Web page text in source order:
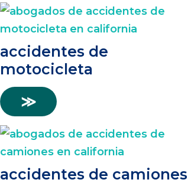
accidentes de
motocicleta
≫
accidentes de camiones